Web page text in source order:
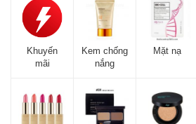
Khuyến
mãi
Kem chống
nắng
Mặt nạ